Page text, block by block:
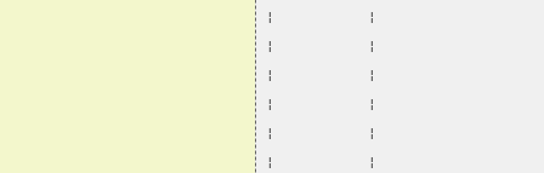
¦           ¦
¦           ¦
¦           ¦
¦           ¦
¦           ¦
¦           ¦